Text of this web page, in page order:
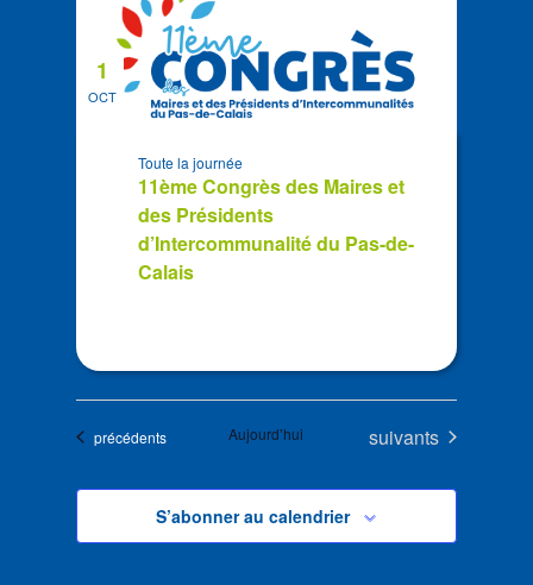
OCT
1
11ème Congrès des Maires et
des Présidents
d’Intercommunalité du Pas-de-
Calais
Toute la journée
Évènements
précédents Aujourd’hui Évènements
suivants
S’abonner au calendrier